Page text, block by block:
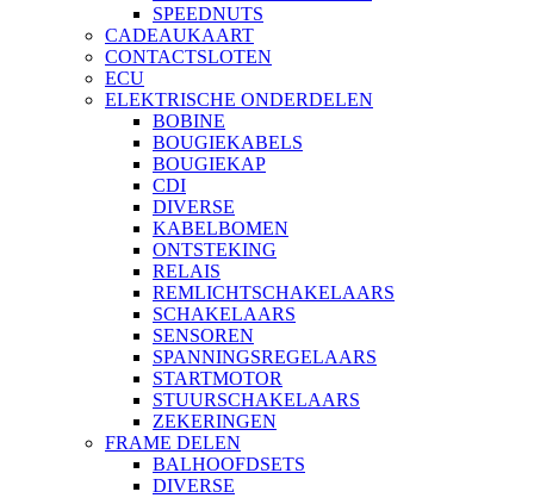
SPEEDNUTS
CADEAUKAART
CONTACTSLOTEN
ECU
ELEKTRISCHE ONDERDELEN
BOBINE
BOUGIEKABELS
BOUGIEKAP
CDI
DIVERSE
KABELBOMEN
ONTSTEKING
RELAIS
REMLICHTSCHAKELAARS
SCHAKELAARS
SENSOREN
SPANNINGSREGELAARS
STARTMOTOR
STUURSCHAKELAARS
ZEKERINGEN
FRAME DELEN
BALHOOFDSETS
DIVERSE